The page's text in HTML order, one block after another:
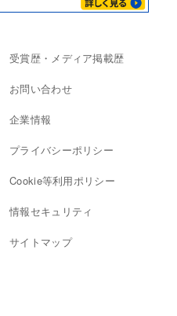
受賞歴・メディア掲載歴
お問い合わせ
企業情報
プライバシーポリシー
Cookie等利用ポリシー
情報セキュリティ
サイトマップ